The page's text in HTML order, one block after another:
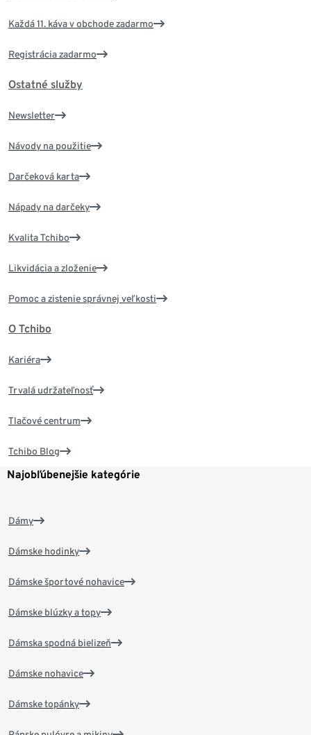
Každá 11. káva v obchode zadarmo
Registrácia zadarmo
Ostatné služby
Newsletter
Návody na použitie
Darčeková karta
Nápady na darčeky
Kvalita Tchibo
Likvidácia a zloženie
Pomoc a zistenie správnej veľkosti
O Tchibo
Kariéra
Trvalá udržateľnosť
Tlačové centrum
Tchibo Blog
Najobľúbenejšie kategórie
Dámy
Dámske hodinky
Dámske športové nohavice
Dámske blúzky a topy
Dámska spodná bielizeň
Dámske nohavice
Dámske topánky